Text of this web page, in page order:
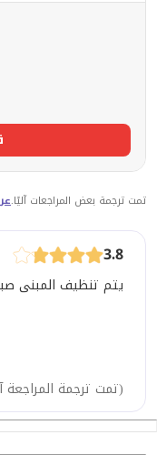
تمت ترجمة بعض المراجعات آليًا.
3.8
يتم تنظيف المبنى
(تمت ترجمة المراجعة